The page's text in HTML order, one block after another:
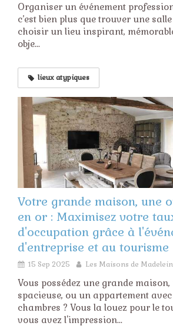
Organiser un événement
c’est bien plus que trouver une salle
choisir un lieu inspirant,
obje...
lieux atypiques
Votre grande maison, une
en or : Maximisez votre
d'occupation grâce à
d'entreprise et au tourisme
15 Sep 2025 Les Maisons de
Vous possédez une grande
spacieuse, ou un appartement
chambres ? Vous la louez pour le
vous avez l'impression...